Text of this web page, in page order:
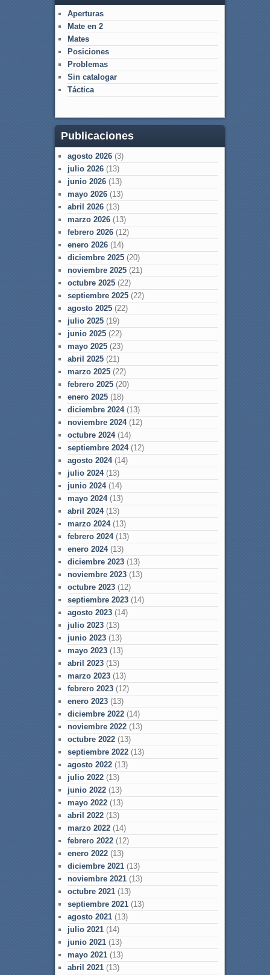
Aperturas
Mate en 2
Mates
Posiciones
Problemas
Sin catalogar
Táctica
Publicaciones
agosto 2026(3)
julio 2026(13)
junio 2026(13)
mayo 2026(13)
abril 2026(13)
marzo 2026(13)
febrero 2026(12)
enero 2026(14)
diciembre 2025(20)
noviembre 2025(21)
octubre 2025(22)
septiembre 2025(22)
agosto 2025(22)
julio 2025(19)
junio 2025(22)
mayo 2025(23)
abril 2025(21)
marzo 2025(22)
febrero 2025(20)
enero 2025(18)
diciembre 2024(13)
noviembre 2024(12)
octubre 2024(14)
septiembre 2024(12)
agosto 2024(14)
julio 2024(13)
junio 2024(14)
mayo 2024(13)
abril 2024(13)
marzo 2024(13)
febrero 2024(13)
enero 2024(13)
diciembre 2023(13)
noviembre 2023(13)
octubre 2023(12)
septiembre 2023(14)
agosto 2023(14)
julio 2023(13)
junio 2023(13)
mayo 2023(13)
abril 2023(13)
marzo 2023(13)
febrero 2023(12)
enero 2023(13)
diciembre 2022(14)
noviembre 2022(13)
octubre 2022(13)
septiembre 2022(13)
agosto 2022(13)
julio 2022(13)
junio 2022(13)
mayo 2022(13)
abril 2022(13)
marzo 2022(14)
febrero 2022(12)
enero 2022(13)
diciembre 2021(13)
noviembre 2021(13)
octubre 2021(13)
septiembre 2021(13)
agosto 2021(13)
julio 2021(14)
junio 2021(13)
mayo 2021(13)
abril 2021(13)